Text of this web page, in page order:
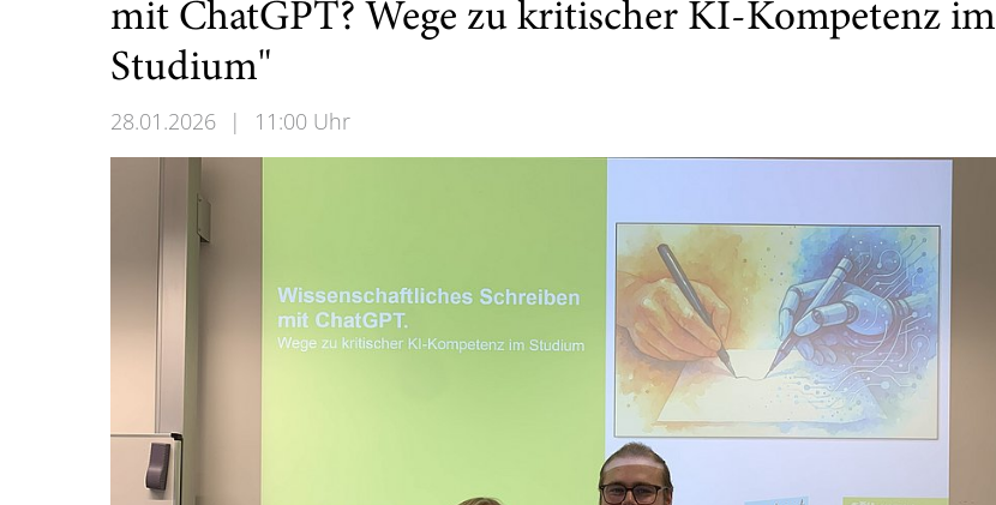
mit ChatGPT? Wege zu kritischer KI-Kompetenz im
Studium"
28.01.2026 | 11:00 Uhr